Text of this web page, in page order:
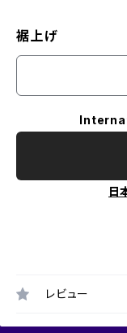
裾上げ
日
レビュー